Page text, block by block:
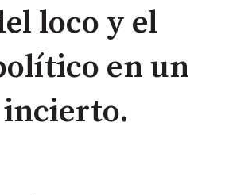
loco y el
en un